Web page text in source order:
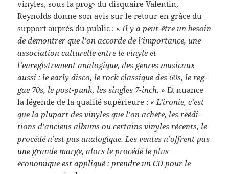
vinyles, sous la prog› du dis­quaire Valentin,
Reynolds donne son avis sur le retour en grâce du
sup­port auprès du pub­lic : « Il y a peut-​être un besoin
de démon­trer que l’on accorde de l’importance, une
asso­ci­a­tion cul­turelle entre le vinyle et
l’enregistrement analogique, des gen­res musi­caux
aussi : le early disco, le rock clas­sique des 60s, le reg­
gae 70s, le post-​punk, les sin­gles 7-​inch. » Et nuance
la légende de la qual­ité supérieure : « L’ironie, c’est
que la plu­part des vinyles que l’on achète, les réédi­
tions d’anciens albums ou cer­tains vinyles récents, le
procédé n’est pas analogique. Les ventes n’offrent pas
une grande marge, alors le procédé le plus
économique est appliqué : pren­dre un CD pour le